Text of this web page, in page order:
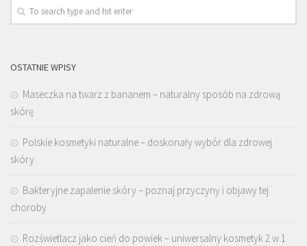
OSTATNIE WPISY
Maseczka na twarz z bananem – naturalny sposób na zdrową
skórę
Polskie kosmetyki naturalne – doskonały wybór dla zdrowej
skóry
Bakteryjne zapalenie skóry – poznaj przyczyny i objawy tej
choroby
Rozświetlacz jako cień do powiek – uniwersalny kosmetyk 2 w 1